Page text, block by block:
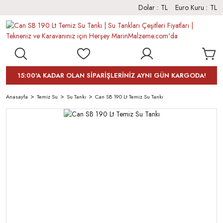
Dolar : TL Euro Kuru : TL
15:00'A KADAR OLAN SİPARİŞLERİNİZ AYNI GÜN KARGODA!
Anasayfa Temiz Su Su Tankı Can SB 190 Lt Temiz Su Tankı